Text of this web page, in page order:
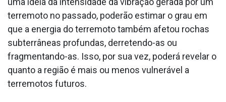
terremoto no passado, poderão estimar o grau em
que a energia do terremoto também afetou rochas
subterrâneas profundas, derretendo-as ou
fragmentando-as. Isso, por sua vez, poderá revelar o
quanto a região é mais ou menos vulnerável a
terremotos futuros.